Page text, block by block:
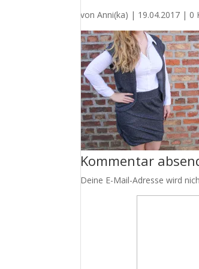
vonAnni(ka) | 19.04.2017 | 0
Kommentar
Deine E-Mail-Adresse wird